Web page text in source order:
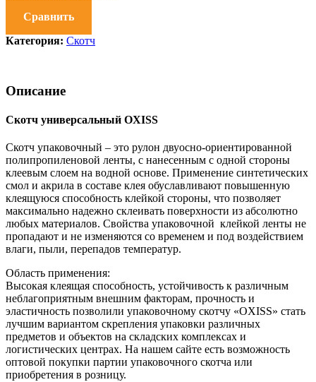
Сравнить
Категория: Скотч
Описание
Скотч универсальный OXISS
Скотч упаковочный – это рулон двуосно-ориентированной
полипропиленовой ленты, с нанесенным с одной стороны
клеевым слоем на водной основе. Применение синтетических
смол и акрила в составе клея обуславливают повышенную
клеящуюся способность клейкой стороны, что позволяет
максимально надежно склеивать поверхности из абсолютно
любых материалов. Свойства упаковочной клейкой ленты не
пропадают и не изменяются со временем и под воздействием
влаги, пыли, перепадов температур.
Область применения:
Высокая клеящая способность, устойчивость к различным
неблагоприятным внешним факторам, прочность и
эластичность позволили упаковочному скотчу «OXISS» стать
лучшим вариантом скрепления упаковки различных
предметов и объектов на складских комплексах и
логистических центрах. На нашем сайте есть возможность
оптовой покупки партии упаковочного скотча или
приобретения в розницу.